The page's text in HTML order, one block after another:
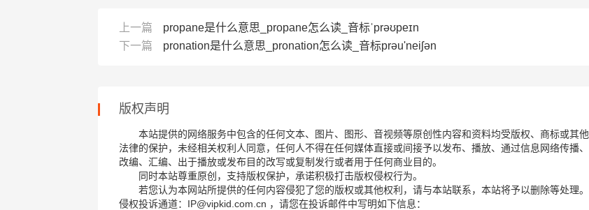
上一篇
propane是什么意思_propane怎么读_音标ˈprəʊpeɪn
下一篇
pronation是什么意思_pronation怎么读_音标prәu'neiʃәn
版权声明
本站提供的网络服务中包含的任何文本、图片、图形、音视频等原创性内容和资料均受版权、商标或其他
法律的保护，未经相关权利人同意，任何人不得在任何媒体直接或间接予以发布、播放、通过信息网络传播、
改编、汇编、出于播放或发布目的改写或复制发行或者用于任何商业目的。
同时本站尊重原创，支持版权保护，承诺积极打击版权侵权行为。
若您认为本网站所提供的任何内容侵犯了您的版权或其他权利，请与本站联系，本站将予以删除等处理。
侵权投诉通道：IP@vipkid.com.cn ，请您在投诉邮件中写明如下信息：